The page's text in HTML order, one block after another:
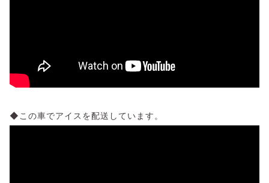
◆この車でアイスを配送しています。